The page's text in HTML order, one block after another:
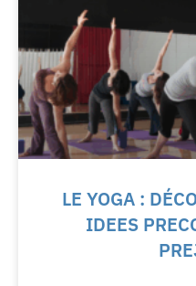
LE YOGA :
IDEES